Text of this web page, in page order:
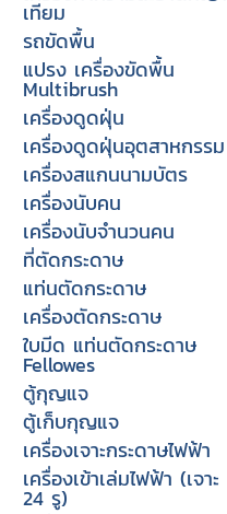
เทียม
รถขัดพื้น
แปรง เครื่องขัดพื้น
Multibrush
เครื่องดูดฝุ่น
เครื่องดูดฝุ่นอุตสาหกรรม
เครื่องสแกนนามบัตร
เครื่องนับคน
เครื่องนับจํานวนคน
ที่ตัดกระดาษ
แท่นตัดกระดาษ
เครื่องตัดกระดาษ
ใบมีด แท่นตัดกระดาษ
Fellowes
ตู้กุญแจ
ตู้เก็บกุญแจ
เครื่องเจาะกระดาษไฟฟ้า
เครื่องเข้าเล่มไฟฟ้า (เจาะ
24 รู)